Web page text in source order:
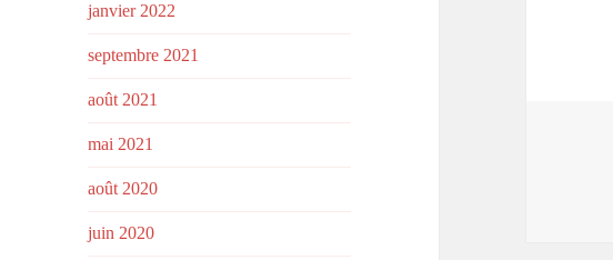
janvier 2022
septembre 2021
août 2021
mai 2021
août 2020
juin 2020